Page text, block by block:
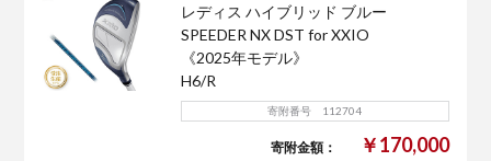
レディス ハイブリッド ブルー
SPEEDER NX DST for XXIO
《2025年モデル》
H6/R
寄附番号 112704
寄附金額： ￥170,000